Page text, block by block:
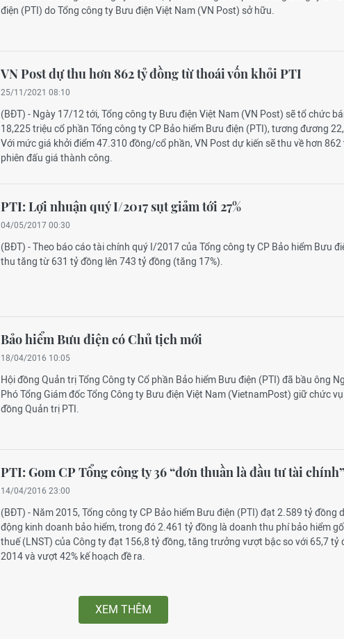
điện (PTI) do Tổng công ty Bưu điện Việt Nam (VN Post) sở hữu.
VN Post dự thu hơn 862 tỷ đồng từ thoái vốn khỏi PTI
25/11/2021 08:10
(BĐT) - Ngày 17/12 tới, Tổng công ty Bưu điện Việt Nam (VN Post) sẽ tổ chức
18,225 triệu cổ phần Tổng công ty CP Bảo hiểm Bưu điện (PTI), tương đương
Với mức giá khởi điểm 47.310 đồng/cổ phần, VN Post dự kiến sẽ thu về hơn 862
phiên đấu giá thành công.
PTI: Lợi nhuận quý I/2017 sụt giảm tới 27%
04/05/2017 00:30
(BĐT) - Theo báo cáo tài chính quý I/2017 của Tổng công ty CP Bảo hiểm Bưu
thu tăng từ 631 tỷ đồng lên 743 tỷ đồng (tăng 17%).
Bảo hiểm Bưu điện có Chủ tịch mới
18/04/2016 10:05
Hội đồng Quản trị Tổng Công ty Cổ phần Bảo hiểm Bưu điện (PTI) đã bầu ông
Phó Tổng Giám đốc Tổng Công ty Bưu điện Việt Nam (VietnamPost) giữ chức
đồng Quản trị PTI.
PTI: Gom CP Tổng công ty 36 “đơn thuần là đầu tư tài chính”
14/04/2016 23:00
(BĐT) - Năm 2015, Tổng công ty CP Bảo hiểm Bưu điện (PTI) đạt 2.589 tỷ đồng
động kinh doanh bảo hiểm, trong đó 2.461 tỷ đồng là doanh thu phí bảo hiểm
thuế (LNST) của Công ty đạt 156,8 tỷ đồng, tăng trưởng vượt bậc so với 65,7 tỷ
2014 và vượt 42% kế hoạch đề ra.
XEM THÊM